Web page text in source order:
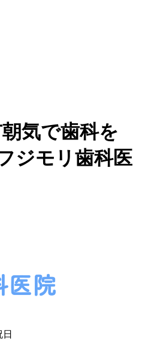
気で歯科を
ジモリ歯科医